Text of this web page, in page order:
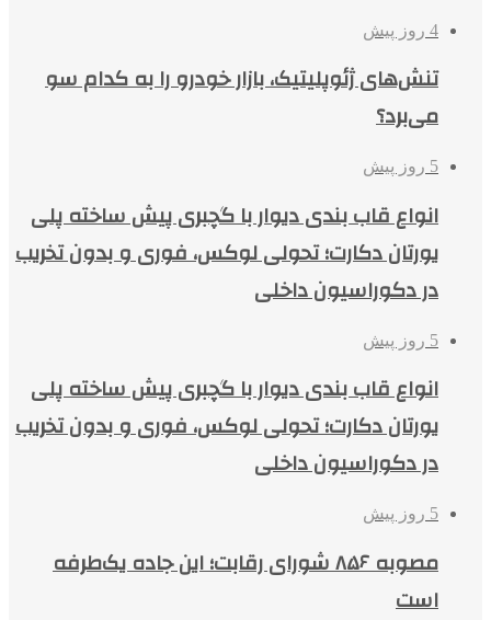
4 روز پیش
تنش‌های ژئوپلیتیک، بازار خودرو را به کدام سو
می‌برد؟
5 روز پیش
انواع قاب بندی دیوار با گچبری پیش ساخته پلی
یورتان دکارت؛ تحولی لوکس، فوری و بدون تخریب
در دکوراسیون داخلی
5 روز پیش
انواع قاب بندی دیوار با گچبری پیش ساخته پلی
یورتان دکارت؛ تحولی لوکس، فوری و بدون تخریب
در دکوراسیون داخلی
5 روز پیش
مصوبه ۸۵۶ شورای رقابت؛ این جاده یک‌طرفه
است